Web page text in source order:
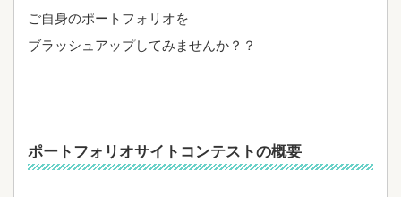
ご自身のポートフォリオを
ブラッシュアップしてみませんか？？
ポートフォリオサイトコンテストの概要